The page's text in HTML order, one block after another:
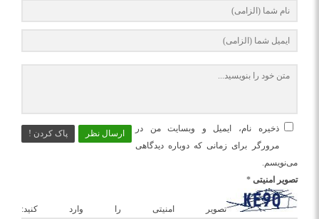
ارسال نظر پاک کردن !
ذخیره نام، ایمیل و وبسایت من در
مرورگر برای زمانی که دوباره دیدگاهی
می‌نویسم.
تصویر امنیتی *
تصویر امنیتی را وارد کنید: